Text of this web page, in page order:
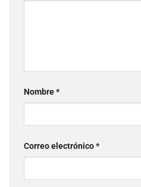
Nombre*
Correo electrónico*